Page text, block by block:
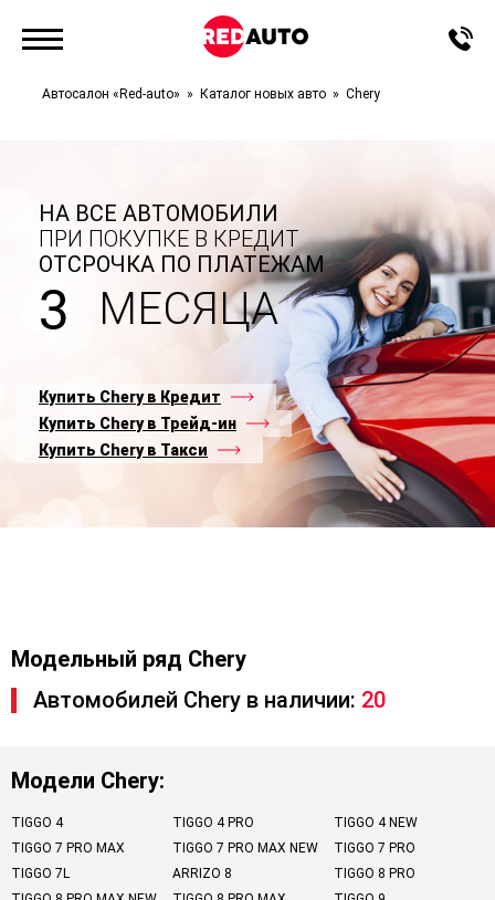
Автосалон «Red-auto» Каталог новых авто Chery
НА ВСЕ АВТОМОБИЛИ
ПРИ ПОКУПКЕ В КРЕДИТ
ОТСРОЧКА ПО ПЛАТЕЖАМ
3 МЕСЯЦА
Купить Chery в Кредит
Купить Chery в Трейд-ин
Купить Chery в Такси
Модельный ряд Chery
Автомобилей Chery в наличии: 20
Модели Chery:
TIGGO 4 TIGGO 4 PRO
TIGGO 4 NEW
TIGGO 7 PRO MAX
TIGGO 7 PRO MAX NEW
TIGGO 7 PRO
TIGGO 7L
ARRIZO 8
TIGGO 8 PRO